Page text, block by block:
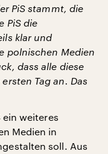
PiS stammt, die
PiS die
klar und
polnischen Medien
dass alle diese
Tag an. Das
ein weiteres
Medien in
soll. Aus